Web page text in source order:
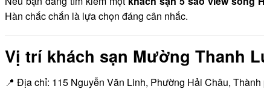
Hàn chắc chắn là lựa chọn đáng cân nhắc.
Vị trí khách sạn Mường Thanh
📍 Địa chỉ: 115 Nguyễn Văn Linh, Phường Hải Châu,